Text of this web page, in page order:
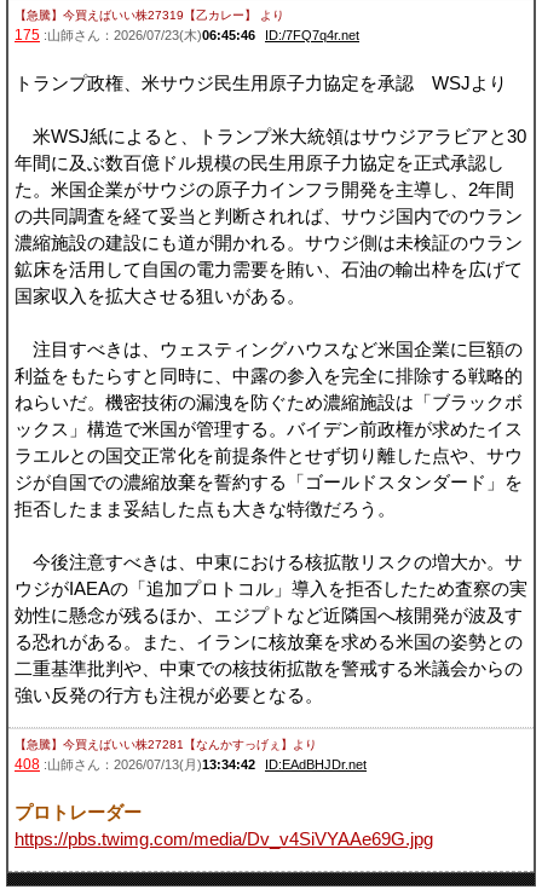
【急騰】今買えばいい株27319【乙カレー】 より
175 :山師さん：2026/07/23(木)06:45:46 ID:/7FQ7q4r.net
トランプ政権、米サウジ民生用原子力協定を承認 WSJより
米WSJ紙によると、トランプ米大統領はサウジアラビアと30
年間に及ぶ数百億ドル規模の民生用原子力協定を正式承認し
た。米国企業がサウジの原子力インフラ開発を主導し、2年間
の共同調査を経て妥当と判断されれば、サウジ国内でのウラン
濃縮施設の建設にも道が開かれる。サウジ側は未検証のウラン
鉱床を活用して自国の電力需要を賄い、石油の輸出枠を広げて
国家収入を拡大させる狙いがある。
注目すべきは、ウェスティングハウスなど米国企業に巨額の
利益をもたらすと同時に、中露の参入を完全に排除する戦略的
ねらいだ。機密技術の漏洩を防ぐため濃縮施設は「ブラックボ
ックス」構造で米国が管理する。バイデン前政権が求めたイス
ラエルとの国交正常化を前提条件とせず切り離した点や、サウ
ジが自国での濃縮放棄を誓約する「ゴールドスタンダード」を
拒否したまま妥結した点も大きな特徴だろう。
今後注意すべきは、中東における核拡散リスクの増大か。サ
ウジがIAEAの「追加プロトコル」導入を拒否したため査察の実
効性に懸念が残るほか、エジプトなど近隣国へ核開発が波及す
る恐れがある。また、イランに核放棄を求める米国の姿勢との
二重基準批判や、中東での核技術拡散を警戒する米議会からの
強い反発の行方も注視が必要となる。
【急騰】今買えばいい株27281【なんかすっげぇ】 より
408 :山師さん：2026/07/13(月)13:34:42 ID:EAdBHJDr.net
プロトレーダー
https://pbs.twimg.com/media/Dv_v4SiVYAAe69G.jpg